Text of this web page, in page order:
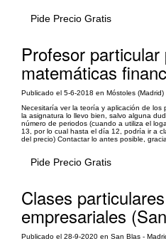
Pide Precio Gratis
Profesor
matemáticas
Publicado el 5-6-2018 en Móstoles (Madrid)
Necesitaría ver la teoría y aplicación de los
la asignatura lo llevo bien, salvo alguna
número de periodos (cuando a utiliza el
13, por lo cual hasta el día 12, podría ir a
del precio) Contactar lo antes posible,
Pide Precio Gratis
Clases
empresariales
Publicado el 28-9-2020 en San Blas -